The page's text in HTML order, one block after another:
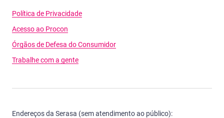
Política de Privacidade
Acesso ao Procon
Órgãos de Defesa do Consumidor
Trabalhe com a gente
Endereços da Serasa (sem atendimento ao público):